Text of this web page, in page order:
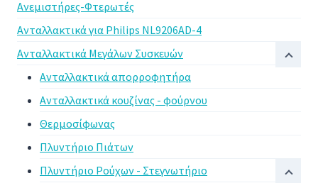
Ανεμιστήρες-Φτερωτές
Ανταλλακτικά για Philips NL9206AD-4
Ανταλλακτικά Μεγάλων Συσκευών
Ανταλλακτικά απορροφητήρα
Ανταλλακτικά κουζίνας - φούρνου
Θερμοσίφωνας
Πλυντήριο Πιάτων
Πλυντήριο Ρούχων - Στεγνωτήριο